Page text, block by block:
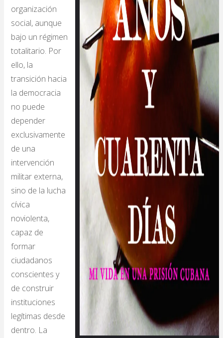
organización
social, aunque
bajo un régimen
totalitario. Por
ello, la
transición hacia
la democracia
no puede
depender
exclusivamente
de una
intervención
militar externa,
sino de la lucha
cívica
noviolenta,
capaz de
formar
ciudadanos
conscientes y
de construir
instituciones
legítimas desde
dentro. La